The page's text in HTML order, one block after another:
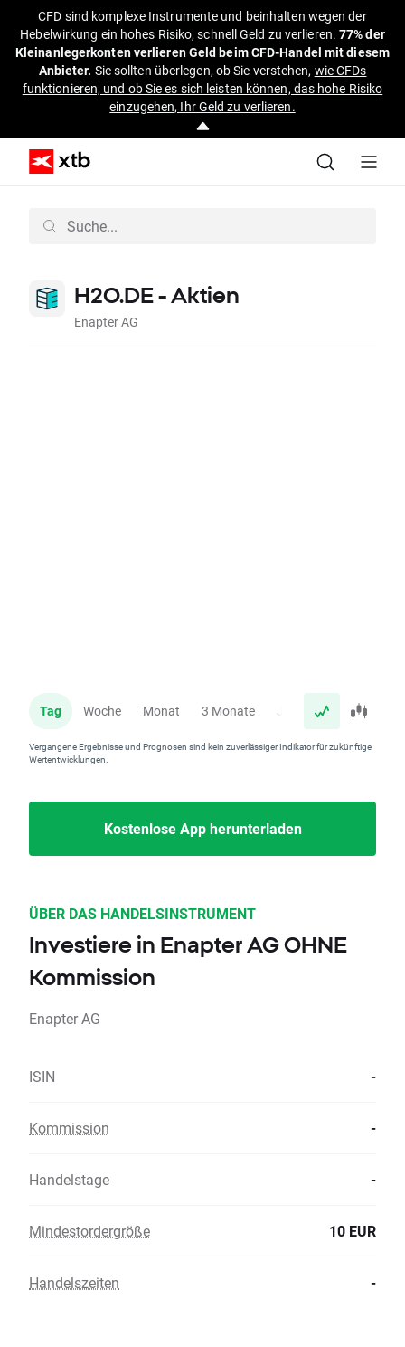
CFD sind komplexe Instrumente und beinhalten wegen der
Hebelwirkung ein hohes Risiko, schnell Geld zu verlieren.77% der
Kleinanlegerkonten verlieren Geld beim CFD-Handel mit diesem
Anbieter. Sie sollten überlegen, ob Sie verstehen, wie CFDs
funktionieren, und ob Sie es sich leisten können, das hohe Risiko
einzugehen, Ihr Geld zu verlieren.
H2O.DE - Aktien
Enapter AG
Tag Woche Monat 3 Monate Jahr
Vergangene Ergebnisse und Prognosen sind kein zuverlässiger Indikator für zukünftige
Wertentwicklungen.
Kostenlose App herunterladen
ÜBER DAS HANDELSINSTRUMENT
Investiere in Enapter AG OHNE
Kommission
Enapter AG
ISIN -
Kommission -
Handelstage -
Mindestordergröße 10 EUR
Handelszeiten -